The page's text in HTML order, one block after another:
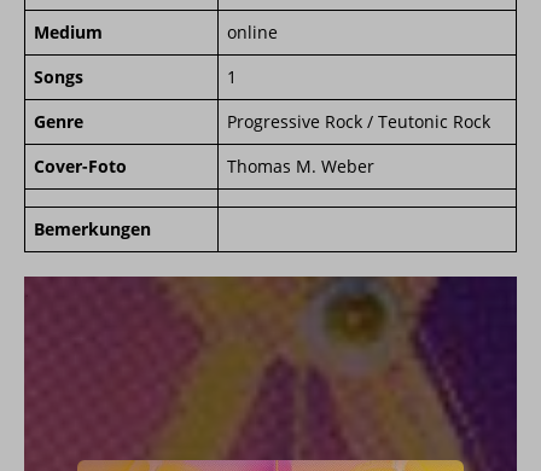
Medium
online
Songs
1
Genre
Progressive Rock / Teutonic Rock
Cover-Foto
Thomas M. Weber
Bemerkungen